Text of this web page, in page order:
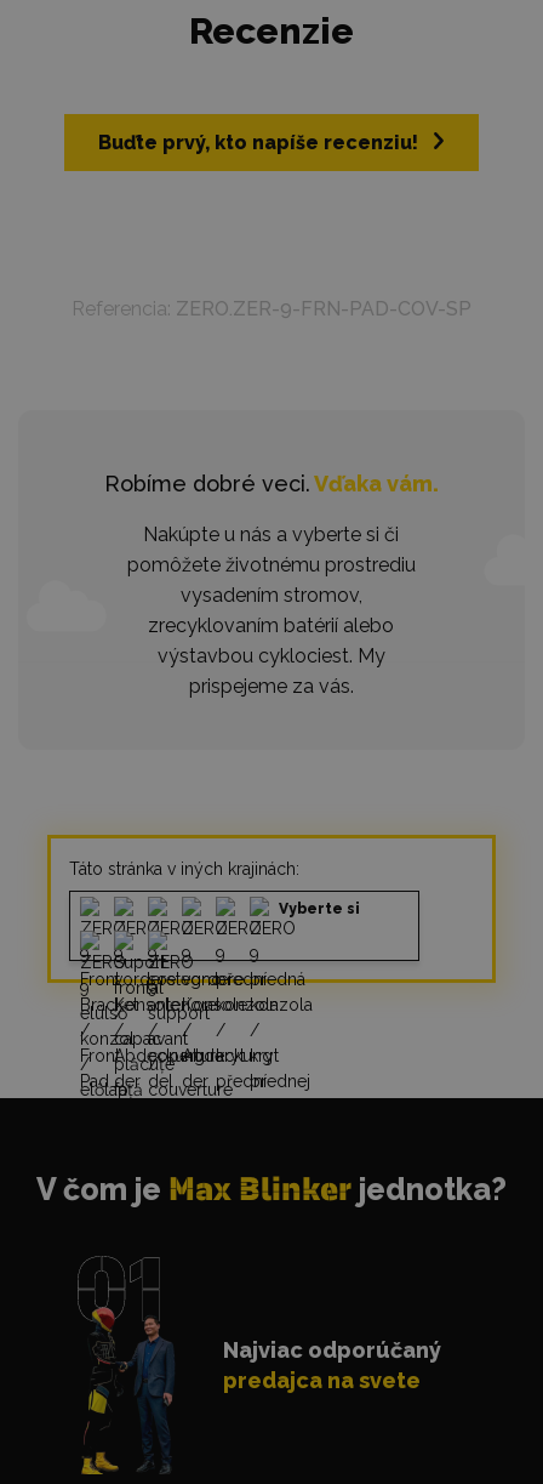
Recenzie
Buďte prvý, kto napíše recenziu!
Referencia: ZERO.ZER-9-FRN-PAD-COV-SP
Robíme dobré veci.Vďaka vám.
Nakúpte u nás a vyberte si či
pomôžete životnému prostrediu
vysadením stromov,
zrecyklovaním batérií alebo
výstavbou cyklociest. My
prispejeme za vás.
Táto stránka v iných krajinách:
Vyberte si
V čom je Max Blinker jednotka?
Najviac odporúčaný
predajca na svete